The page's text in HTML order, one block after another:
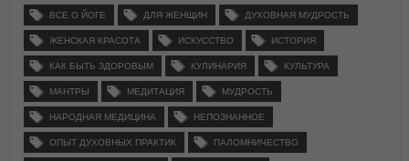
ВСЕ О ЙОГЕ ДЛЯ ЖЕНЩИН ДУХОВНАЯ МУДРОСТЬ
ЖЕНСКАЯ КРАСОТА ИСКУССТВО ИСТОРИЯ
КАК БЫТЬ ЗДОРОВЫМ КУЛИНАРИЯ КУЛЬТУРА
МАНТРЫ МЕДИТАЦИЯ МУДРОСТЬ
НАРОДНАЯ МЕДИЦИНА НЕПОЗНАННОЕ
ОПЫТ ДУХОВНЫХ ПРАКТИК ПАЛОМНИЧЕСТВО